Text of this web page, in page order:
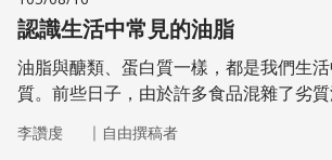
認識生活中常見的油脂
油脂與醣類、蛋白質一樣，都是我們生
質。前些日子，由於許多食品混雜了劣
無所適從。常見坊間提倡「少鹽少油的飲
李讚虔 ｜ 自由撰稿者